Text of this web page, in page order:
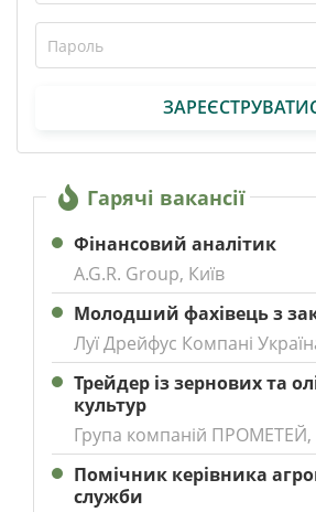
Гарячі вакансії
Фінансовий аналітик
A.G.R. Group, Київ
Молодший фахівець з
Луї Дрейфус Компані
Трейдер із зернових та
культур
Група компаній ПРОМЕТЕЙ,
Помічник керівника
служби